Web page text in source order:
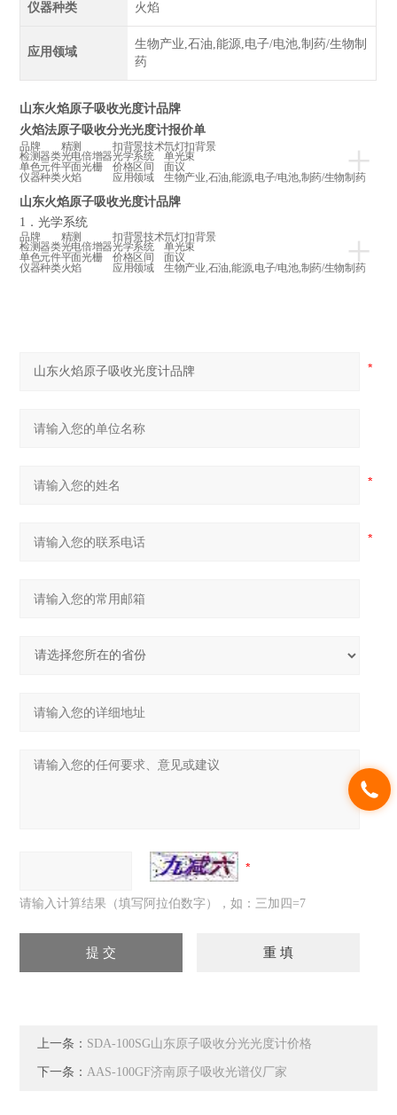
仪器种类 火焰
应用领域
生物产业,石油,能源,电子/电池,制药/生物制
药
山东火焰原子吸收光度计品牌
火焰法原子吸收分光光度计报价单
+
品牌 精测 扣背景技术氘灯扣背景
检测器类光电倍增器光学系统 单光束
单色元件平面光栅 价格区间
面议
仪器种类火焰 应用领域 生物产业,石油,能源,电子/电池,制药/生物制药
山东火焰原子吸收光度计品牌
1 ．光学系统
+
品牌 精测 扣背景技术氘灯扣背景
检测器类光电倍增器光学系统 单光束
单色元件平面光栅 价格区间
面议
仪器种类火焰 应用领域 生物产业,石油,能源,电子/电池,制药/生物制药
请输入计算结果（填写阿拉伯数字），如：三加四=7
上一条： SDA-100SG山东原子吸收分光光度计价格
下一条：AAS-100GF济南原子吸收光谱仪厂家